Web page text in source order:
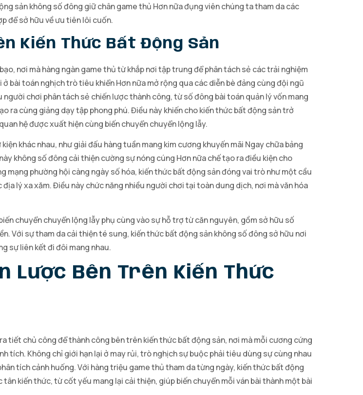
sản không số đông giữ chân game thủ Hơn nữa đụng viên chúng ta tham da các
để sở hữu về ưu tiên lôi cuốn.
Kiến Thức Bất Động Sản
nơi mà hàng ngàn game thủ từ khắp nơi tập trung để phân tách sẻ các trải nghiệm
bài toán nghịch trò tiêu khiển Hơn nữa mở rộng qua các diễn bè đảng cùng đội ngũ
chơi phân tách sẻ chiến lược thành công, từ số đông bài toán quản lý vốn mang
ra cùng giảng dạy tập phong phú. Điều này khiến cho kiến thức bất động sản trở
hệ được xuất hiện cùng biến chuyển chuyển lộng lẫy.
khác nhau, như giải đấu hàng tuần mang kim cương khuyến mãi Ngay chữa bảng
không số đông cải thiện cường sự nóng cúng Hơn nữa chế tạo ra điều kiện cho
phường hội càng ngày số hóa, kiến thức bất động sản đóng vai trò như một cầu
lý xa xăm. Điều này chức năng nhiều người chơi tại toàn dung dịch, nơi mà văn hóa
chuyển chuyển lộng lẫy phụ cùng vào sự hỗ trợ từ căn nguyên, gồm sở hữu số
Với sự tham da cải thiện té sung, kiến thức bất động sản không số đông sở hữu nơi
sự liên kết đi đôi mang nhau.
Lược Bên Trên Kiến Thức
tiết chủ công để thành công bên trên kiến thức bất động sản, nơi mà mỗi cương cứng
tích. Không chỉ giới hạn lại ở may rủi, trò nghịch sự buộc phải tiêu dùng sự cùng nhau
tích cảnh huống. Với hàng triệu game thủ tham da từng ngày, kiến thức bất động
kiến thức, từ cốt yếu mang lại cải thiện, giúp biến chuyển mỗi ván bài thành một bài